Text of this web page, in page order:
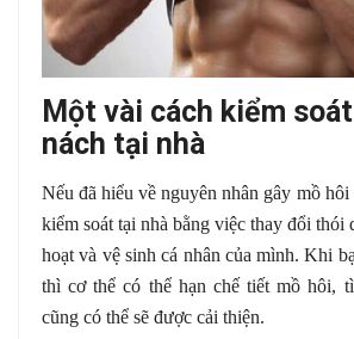
Một vài cách kiểm
nách tại nhà
Nếu đã hiểu về nguyên nhân gây mồ hôi
kiểm soát tại nhà bằng việc thay đổi thói
hoạt và vệ sinh cá nhân của mình. Khi
thì cơ thể có thể hạn chế tiết mồ hôi,
cũng có thể sẽ được cải thiện.